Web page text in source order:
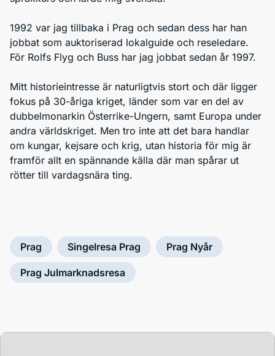
1992 var jag tillbaka i Prag och sedan dess har han
jobbat som auktoriserad lokalguide och reseledare.
För Rolfs Flyg och Buss har jag jobbat sedan år 1997.
Mitt historieintresse är naturligtvis stort och där ligger
fokus på 30-åriga kriget, länder som var en del av
dubbelmonarkin Österrike-Ungern, samt Europa under
andra världskriget. Men tro inte att det bara handlar
om kungar, kejsare och krig, utan historia för mig är
framför allt en spännande källa där man spårar ut
rötter till vardagsnära ting.
Prag Singelresa Prag Prag Nyår
Prag Julmarknadsresa
Kolla på
min